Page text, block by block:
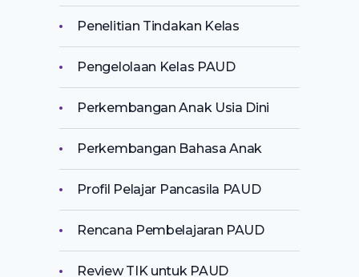
Penelitian Tindakan Kelas
Pengelolaan Kelas PAUD
Perkembangan Anak Usia Dini
Perkembangan Bahasa Anak
Profil Pelajar Pancasila PAUD
Rencana Pembelajaran PAUD
Review TIK untuk PAUD